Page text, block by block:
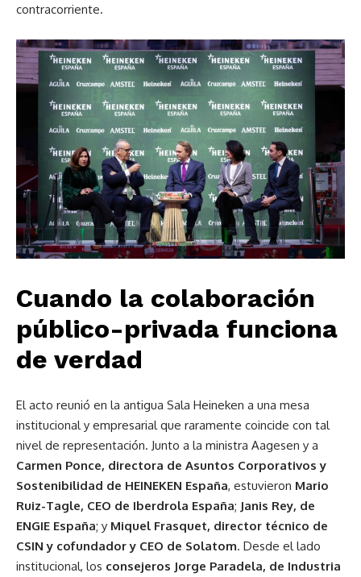
contracorriente.
Cuando la colaboración
público-privada funciona
de verdad
El acto reunió en la antigua Sala Heineken a una mesa
institucional y empresarial que raramente coincide con tal
nivel de representación. Junto a la ministra Aagesen y a
Carmen Ponce, directora de Asuntos Corporativos y
Sostenibilidad de HEINEKEN España, estuvieron Mario
Ruiz-Tagle, CEO de Iberdrola España; Janis Rey, de
ENGIE España; y Miquel Frasquet, director técnico de
CSIN y cofundador y CEO de Solatom. Desde el lado
institucional, los consejeros Jorge Paradela, de Industria